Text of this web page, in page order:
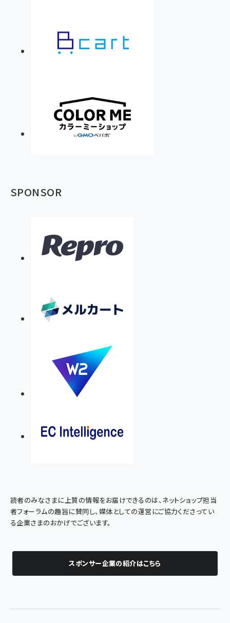
SPONSOR
読者のみなさまに上質の情報をお届けできるのは、ネットショップ担当
者フォーラムの趣旨に賛同し、媒体としての運営にご協力くださってい
る企業さまのおかげでございます。
スポンサー企業の紹介はこちら